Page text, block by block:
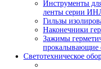
Инструменты
ленты серии
Гильзы
Наконечники
Зажимы
прокалывающие
Светотехническое